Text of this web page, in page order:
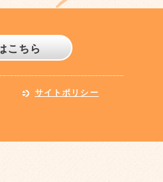
こちら
サイトポリシー